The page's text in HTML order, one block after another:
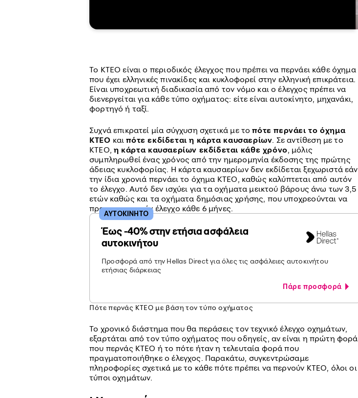
Το ΚΤΕΟ είναι ο περιοδικός έλεγχος που πρέπει να περνάει κάθε όχημα
που έχει ελληνικές πινακίδες και κυκλοφορεί στην ελληνική επικράτεια.
Είναι υποχρεωτική διαδικασία από τον νόμο και ο έλεγχος πρέπει να
διενεργείται για κάθε τύπο οχήματος: είτε είναι αυτοκίνητο, μηχανάκι,
φορτηγό ή ταξί.
Συχνά επικρατεί μία σύγχυση σχετικά με τοπότε περνάει το όχημα
ΚΤΕΟ καιπότε εκδίδεται η κάρτα καυσαερίων. Σε αντίθεση με το
ΚΤΕΟ,η κάρτα καυσαερίων εκδίδεται κάθε χρόνο, μόλις
συμπληρωθεί ένας χρόνος από την ημερομηνία έκδοσης της πρώτης
άδειας κυκλοφορίας. Η κάρτα καυσαερίων δεν εκδίδεται ξεχωριστά εάν
την ίδια χρονιά περνάει το όχημα ΚΤΕΟ, καθώς καλύπτεται από αυτόν
το έλεγχο. Αυτό δεν ισχύει για τα οχήματα μεικτού βάρους άνω των 3,5
ετών καθώς και τα οχήματα δημόσιας χρήσης, που υποχρεούνται να
πραγματοποιούν έλεγχο κάθε 6 μήνες.
Έως -40% στην ετήσια ασφάλεια
αυτοκινήτου
Προσφορά από την Hellas Direct για όλες τις ασφάλειες αυτοκινήτου
ετήσιας διάρκειας
Πάρε προσφορά
ΑΥΤΟΚΙΝΗΤΟ
Πότε περνάς ΚΤΕΟ με βάση τον τύπο οχήματος
Το χρονικό διάστημα που θα περάσεις τον τεχνικό έλεγχο οχημάτων,
εξαρτάται από τον τύπο οχήματος που οδηγείς, αν είναι η πρώτη φορά
που περνάς ΚΤΕΟ ή το πότε ήταν η τελευταία φορά που
πραγματοποιήθηκε ο έλεγχος. Παρακάτω, συγκεντρώσαμε
πληροφορίες σχετικά με το κάθε πότε πρέπει να περνούν ΚΤΕΟ, όλοι οι
τύποι οχημάτων.